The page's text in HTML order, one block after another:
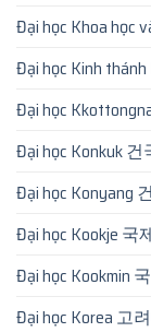
Đại học Khoa học
Đại học Kinh
Đại học
Đại học Konkuk
Đại học Konyang
Đại học Kookje 국
Đại học Kookmin
Đại học Korea 고